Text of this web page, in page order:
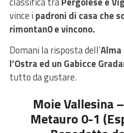
vince ipadroni di casa che
rimontan0 e vincono.
Domani la risposta dell’Alma
l’Ostra ed un Gabicce
tutto da gustare.
Moie Vallesina
Metauro 0-1